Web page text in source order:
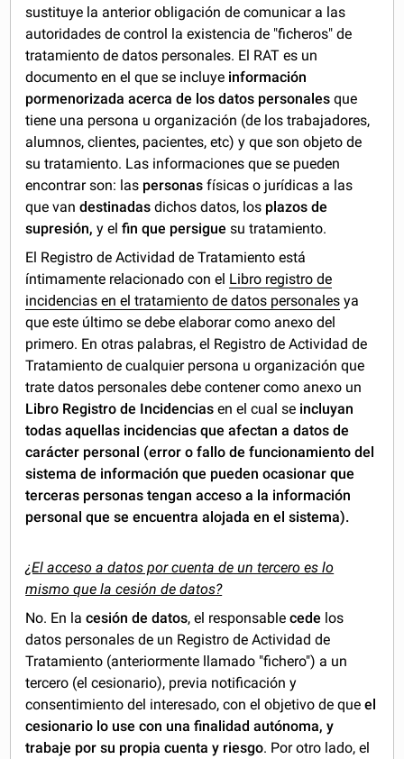
sustituye la anterior obligación de comunicar a las
autoridades de control la existencia de "ficheros" de
tratamiento de datos personales. El RAT es un
documento en el que se incluye información
pormenorizada acerca de los datos personalesque
tiene una persona u organización (de los trabajadores,
alumnos, clientes, pacientes, etc) y que son objeto de
su tratamiento. Las informaciones que se pueden
encontrar son: las personas físicas o jurídicas a las
que vandestinadas dichos datos, los plazos de
supresión, y elfin que persigue su tratamiento.
El Registro de Actividad de Tratamiento está
íntimamente relacionado con el Libro registro de
incidencias en el tratamiento de datos personales ya
que este último se debe elaborar como anexo del
primero. En otras palabras, el Registro de Actividad de
Tratamiento de cualquier persona u organización que
trate datos personales debe contener como anexo un
Libro Registro de Incidencias en el cual se incluyan
todas aquellas incidenciasque afectan a datos de
carácter personal (error o fallo de funcionamiento del
sistema de información que pueden ocasionar que
terceras personas tengan acceso a la información
personal que se encuentra alojada en el sistema).
¿El acceso a datos por cuenta de un tercero es lo
mismo que la cesión de datos?
No. En lacesión de datos, el responsablecede los
datos personales de un Registro de Actividad de
Tratamiento (anteriormente llamado "fichero") a un
tercero (el cesionario), previa notificación y
consentimiento del interesado, con el objetivo de queel
cesionario lo use con una finalidad autónoma, y
trabaje por su propia cuenta y riesgo. Por otro lado, el